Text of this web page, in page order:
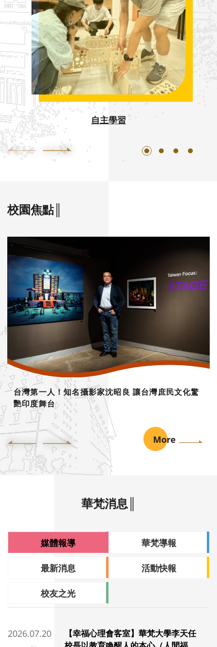
自主學習
校園焦點║
台灣第一人！知名攝影家沈昭良 讓台灣庶民文化驚
艷印度舞台
More
華梵消息║
媒體報導 華梵導報
最新消息 活動快報
校友之光
2026.07.20
【幸福心理會客室】華梵大學李天任